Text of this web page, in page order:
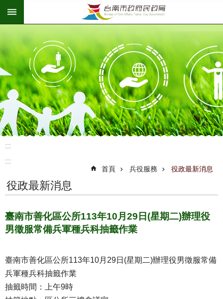
跳到主要內容區塊
:::
:::
首頁 兵役服務 役政最新消息
役政最新消息
臺南市善化區公所113年10月29日(星期二)辦理役
男徵服常備兵軍種兵科抽籤作業
臺南市善化區公所113年10月29日(星期二)辦理役男徵服常備
兵軍種兵科抽籤作業
抽籤時間：上午9時